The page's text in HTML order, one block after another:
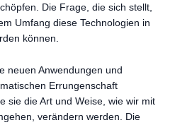
Die Frage, die sich stellt,
Umfang diese Technologien in
können.
neuen Anwendungen und
Errungenschaft
sie die Art und Weise, wie wir mit
verändern werden. Die